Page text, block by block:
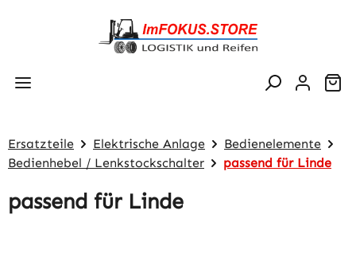
Zum Hauptinhalt springen
Ersatzteile Elektrische Anlage
Bedienelemente
Bedienhebel / Lenkstockschalter
passend für Linde
passend für Linde